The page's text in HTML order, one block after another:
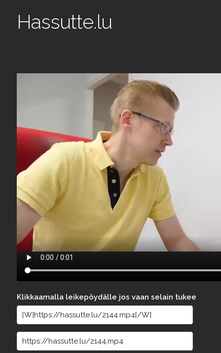
Hassutte.lu
Klikkaamalla leikepöydälle jos vaan selain tukee